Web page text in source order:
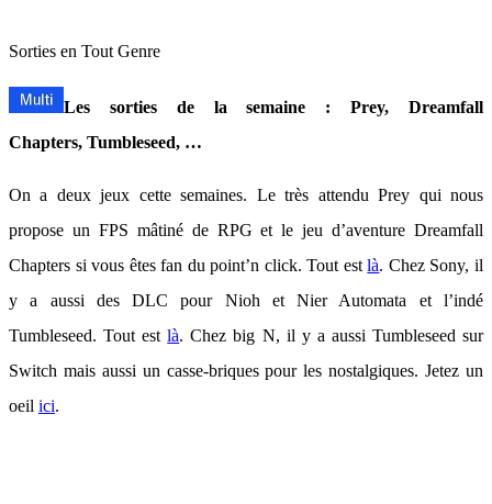
Sorties en Tout Genre
Les sorties de la semaine : Prey, Dreamfall
Chapters, Tumbleseed, …
On a deux jeux cette semaines. Le très attendu Prey qui nous
propose un FPS mâtiné de RPG et le jeu d’aventure Dreamfall
Chapters si vous êtes fan du point’n click. Tout estlà. Chez Sony, il
y a aussi des DLC pour Nioh et Nier Automata et l’indé
Tumbleseed. Tout estlà. Chez big N, il y a aussi Tumbleseed sur
Switch mais aussi un casse-briques pour les nostalgiques. Jetez un
oeil ici.